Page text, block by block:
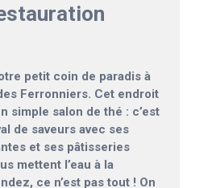
petit coin de paradis à
Ferronniers. Cet endroit
simple salon de thé : c’est
de saveurs avec ses
et ses pâtisseries
mettent l’eau à la
ce n’est pas tout ! On